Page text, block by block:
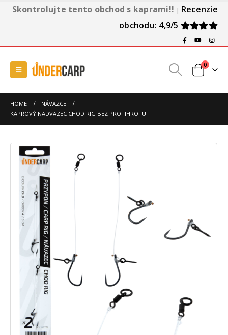
Skontrolujte tento obchod s kaprami!! | Recenzie
obchodu: 4,9/5
0
HOME
NÁVÄZCE
KAPROVÝ NADVÄZEC CHOD RIG BEZ PROTIHROTU